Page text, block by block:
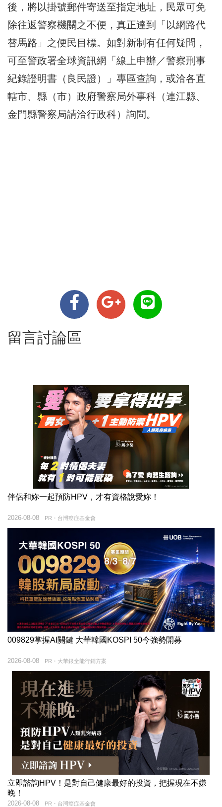
後，將以掛號郵件寄送至指定地址，民眾可免
除往返警察機關之不便，真正達到「以網路代
替馬路」之便民目標。如對新制有任何疑問，
可至警政署全球資訊網「線上申辦／警察刑事
紀錄證明書（良民證）」專區查詢，或洽各直
轄市、縣（市）政府警察局外事科（連江縣、
金門縣警察局請洽行政科）詢問。
留言討論區
伴侶和妳一起預防HPV，才有資格說愛妳！
PR・台灣癌症基金會
2026-08-08
009829掌握AI關鍵 大華韓國KOSPI 50今強勢開募
PR・大華銀全能行銷方案
2026-08-08
立即諮詢HPV！是對自己健康最好的投資，把握現在不嫌
晚！
PR・台灣癌症基金會
2026-08-08